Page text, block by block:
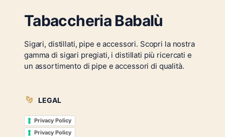
Tabaccheria Babalù
Sigari, distillati, pipe e accessori. Scopri la nostra
gamma di sigari pregiati, i distillati più ricercati e
un assortimento di pipe e accessori di qualità.
LEGAL
Privacy Policy
Privacy Policy